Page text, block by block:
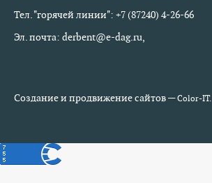
Тел. "горячей линии": +7 (87240) 4-26-66
Эл. почта: derbent@e-dag.ru,
Создание и продвижение сайтов —Color-IT.